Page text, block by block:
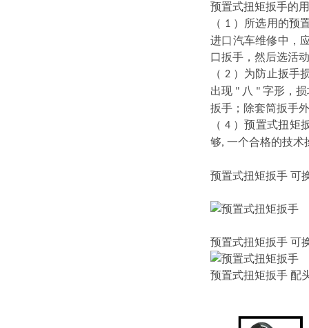
预置式扭矩扳手的
（ 1 ）所选用的预
进口汽车维修中，
口扳手，然后选活
（ 2 ）为防止扳手
出现 " 八 "字形，
扳手；除套筒扳手
（ 4 ）预置式扭矩
够, 一个合格的技术
预置式扭矩扳手 可
预置式扭矩扳手 可
预置式扭矩扳手 配